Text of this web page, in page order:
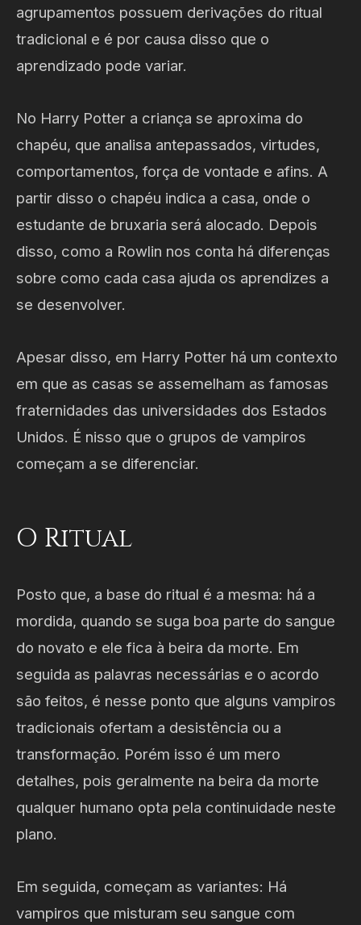
agrupamentos possuem derivações do ritual
tradicional e é por causa disso que o
aprendizado pode variar.
No Harry Potter a criança se aproxima do
chapéu, que analisa antepassados, virtudes,
comportamentos, força de vontade e afins. A
partir disso o chapéu indica a casa, onde o
estudante de bruxaria será alocado. Depois
disso, como a Rowlin nos conta há diferenças
sobre como cada casa ajuda os aprendizes a
se desenvolver.
Apesar disso, em Harry Potter há um contexto
em que as casas se assemelham as famosas
fraternidades das universidades dos Estados
Unidos. É nisso que o grupos de vampiros
começam a se diferenciar.
O Ritual
Posto que, a base do ritual é a mesma: há a
mordida, quando se suga boa parte do sangue
do novato e ele fica à beira da morte. Em
seguida as palavras necessárias e o acordo
são feitos, é nesse ponto que alguns vampiros
tradicionais ofertam a desistência ou a
transformação. Porém isso é um mero
detalhes, pois geralmente na beira da morte
qualquer humano opta pela continuidade neste
plano.
Em seguida, começam as variantes: Há
vampiros que misturam seu sangue com